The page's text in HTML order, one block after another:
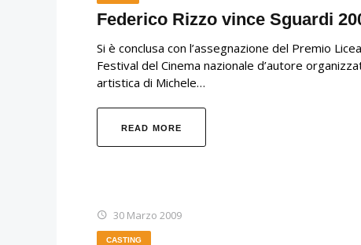
Federico Rizzo vince Sguardi
Si è conclusa con l’assegnazione del Premio
Festival del Cinema nazionale d’autore
artistica di Michele…
READ MORE
30 Marzo 2009
CASTING